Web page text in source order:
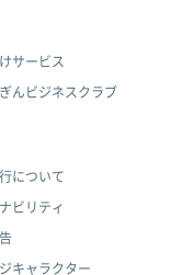
サービス
んビジネスクラブ
について
ビリティ
キャラクター